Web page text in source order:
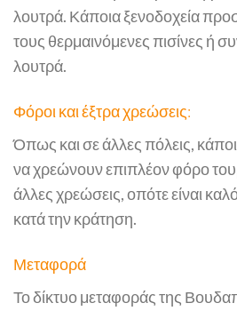
λουτρά. Κάποια ξενοδοχεία
τους θερμαινόμενες πισίνες ή
λουτρά.
Φόροι και έξτρα χρεώσεις:
Όπως και σε άλλες πόλεις,
να χρεώνουν επιπλέον φόρο
άλλες χρεώσεις, οπότε είναι
κατά την κράτηση.
Μεταφορά
Το δίκτυο μεταφοράς της